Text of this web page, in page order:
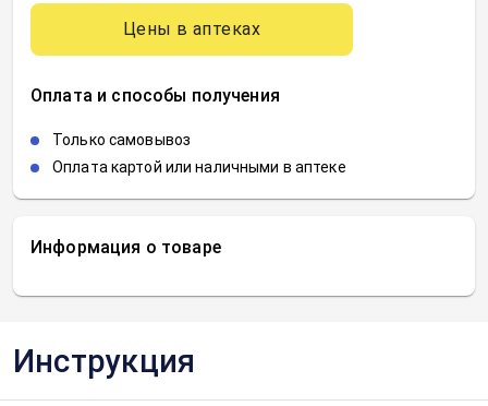
Информация о товаре
Цены в аптеках
Оплата и способы получения
Только самовывоз
Оплата картой или наличными в аптеке
Инструкция